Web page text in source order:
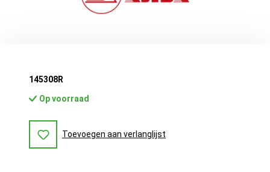
145308R
Op voorraad
Toevoegen aan verlanglijst